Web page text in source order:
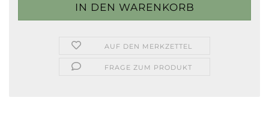
AUF DEN MERKZETTEL
FRAGE ZUM PRODUKT